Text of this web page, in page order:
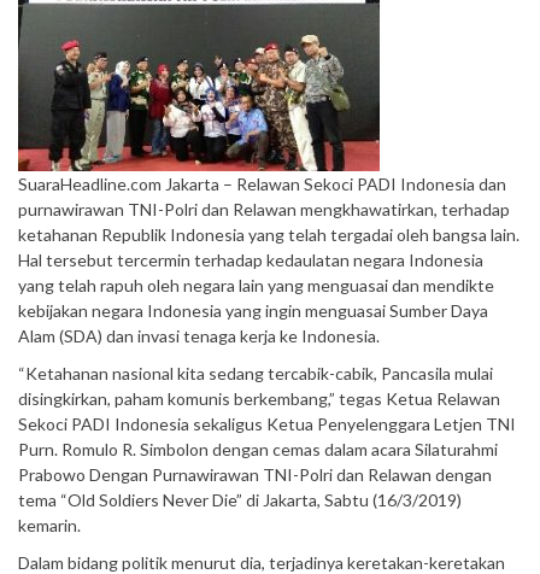
SuaraHeadline.com Jakarta – Relawan Sekoci PADI Indonesia dan
purnawirawan TNI-Polri dan Relawan mengkhawatirkan, terhadap
ketahanan Republik Indonesia yang telah tergadai oleh bangsa lain.
Hal tersebut tercermin terhadap kedaulatan negara Indonesia
yang telah rapuh oleh negara lain yang menguasai dan mendikte
kebijakan negara Indonesia yang ingin menguasai Sumber Daya
Alam (SDA) dan invasi tenaga kerja ke Indonesia.
“Ketahanan nasional kita sedang tercabik-cabik, Pancasila mulai
disingkirkan, paham komunis berkembang,” tegas Ketua Relawan
Sekoci PADI Indonesia sekaligus Ketua Penyelenggara Letjen TNI
Purn. Romulo R. Simbolon dengan cemas dalam acara Silaturahmi
Prabowo Dengan Purnawirawan TNI-Polri dan Relawan dengan
tema “Old Soldiers Never Die” di Jakarta, Sabtu (16/3/2019)
kemarin.
Dalam bidang politik menurut dia, terjadinya keretakan-keretakan